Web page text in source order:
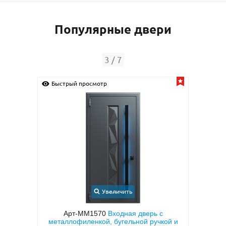
Популярные двери
4 / 7
Быстрый просмотр
Увеличить
Арт-ММ188Входная теплоизоляционная
дверь с коричневыми плитами МДФ с